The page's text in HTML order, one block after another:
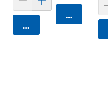
카트에 담기
카트에 담기